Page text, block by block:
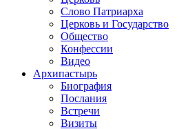
Слово Патриарха
Церковь и Государство
Общество
Конфессии
Видео
Архипастырь
Биография
Послания
Встречи
Визиты